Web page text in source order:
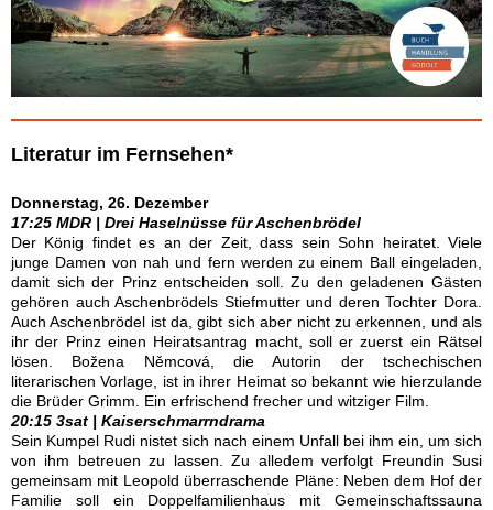
Literatur im Fernsehen*
Donnerstag, 26. Dezember
17:25 MDR | Drei Haselnüsse für Aschenbrödel
Der König findet es an der Zeit, dass sein Sohn heiratet. Viele
junge Damen von nah und fern werden zu einem Ball eingeladen,
damit sich der Prinz entscheiden soll. Zu den geladenen Gästen
gehören auch Aschenbrödels Stiefmutter und deren Tochter Dora.
Auch Aschenbrödel ist da, gibt sich aber nicht zu erkennen, und als
ihr der Prinz einen Heiratsantrag macht, soll er zuerst ein Rätsel
lösen. Božena Němcová, die Autorin der tschechischen
literarischen Vorlage, ist in ihrer Heimat so bekannt wie hierzulande
die Brüder Grimm. Ein erfrischend frecher und witziger Film.
20:15 3sat | Kaiserschmarrndrama
Sein Kumpel Rudi nistet sich nach einem Unfall bei ihm ein, um sich
von ihm betreuen zu lassen. Zu alledem verfolgt Freundin Susi
gemeinsam mit Leopold überraschende Pläne: Neben dem Hof der
Familie soll ein Doppelfamilienhaus mit Gemeinschaftssauna